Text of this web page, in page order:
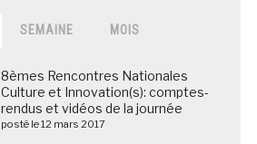
SEMAINE MOIS
8èmes Rencontres Nationales
Culture et Innovation(s): comptes-
rendus et vidéos de la journée
posté le 12 mars 2017